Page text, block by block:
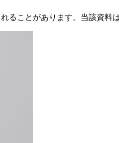
ることがあります。当該資料